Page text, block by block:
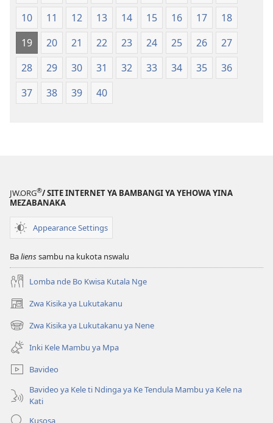
Nsi-
Ntoto
Mpa
(Kubasika
ya
Nsi-
Ntoto
Mpa
(Kubasika
ya
10
11 12 13 14 15 16 17
18
19
20 21 22 23 24 25 26
27
28
29 30 31 32 33 34 35
36
37
38 39 40
JW.ORG®/ SITE INTERNET YA BAMBANGI YA YEHOWA YINA
MEZABANAKA
Appearance Settings
Balienssambu na kukota nswalu
Lomba nde Bo Kwisa Kutala Nge
Zwa Kisika ya Lukutakanu
(ke
kangula
lutiti
ya
mpa)
Zwa Kisika ya Lukutakanu ya Nene
(ke
kangula
lutiti
ya
mpa)
Inki Kele Mambu ya Mpa
Bavideo
Bavideo ya Kele ti Ndinga ya Ke Tendula Mambu ya Kele na
Kati
Kusosa